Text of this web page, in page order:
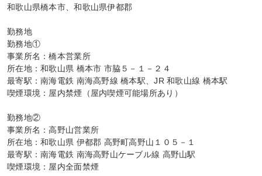
和歌山県橋本市、和歌山県伊都郡
勤務地
勤務地①
事業所名：橋本営業所
所在地：和歌山県 橋本市 市脇５－１－２４
最寄駅：南海電鉄 南海高野線 橋本駅、JR 和歌山線 橋本駅
喫煙環境：屋内禁煙（屋内喫煙可能場所あり）
勤務地②
事業所名：高野山営業所
所在地：和歌山県 伊都郡 高野町高野山１０５－１
最寄駅：南海電鉄 南海高野山ケーブル線 高野山駅
喫煙環境：屋内全面禁煙